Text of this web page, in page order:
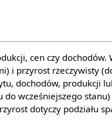
cen czy
i przyrost rzeczywisty
dochodów, produkcji
wcześniejszego
dotyczy podziału